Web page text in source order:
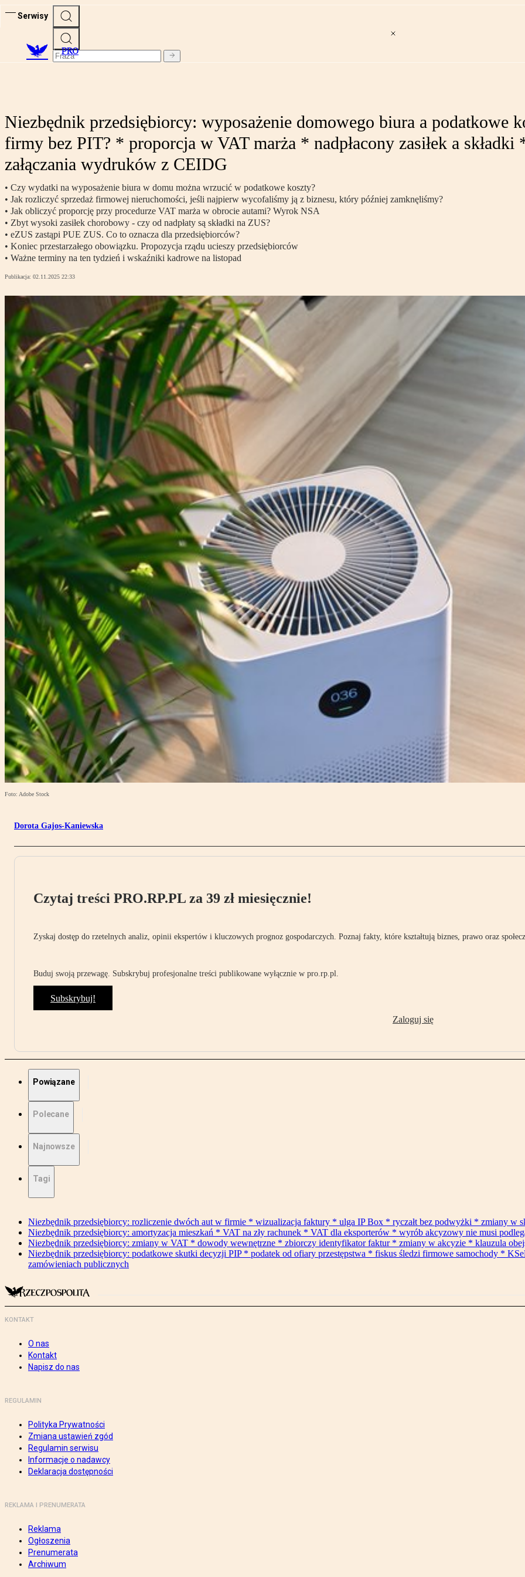
Serwisy
PRO
Niezbędnik przedsiębiorcy: wyposażenie domowego biura a podatkowe
firmy bez PIT? * proporcja w VAT marża * nadpłacony zasiłek a
załączania wydruków z CEIDG
• Czy wydatki na wyposażenie biura w domu można wrzucić w podatkowe koszty?
• Jak rozliczyć sprzedaż firmowej nieruchomości, jeśli najpierw wycofaliśmy ją z biznesu, który później zamknęliśmy?
• Jak obliczyć proporcję przy procedurze VAT marża w obrocie autami? Wyrok NSA
• Zbyt wysoki zasiłek chorobowy - czy od nadpłaty są składki na ZUS?
• eZUS zastąpi PUE ZUS. Co to oznacza dla przedsiębiorców?
• Koniec przestarzałego obowiązku. Propozycja rządu ucieszy przedsiębiorców
• Ważne terminy na ten tydzień i wskaźniki kadrowe na listopad
Publikacja: 02.11.2025 22:33
Foto: Adobe Stock
Dorota Gajos-Kaniewska
Czytaj treści PRO.RP.PL za 39 zł miesięcznie!
Zyskaj dostęp do rzetelnych analiz, opinii ekspertów i kluczowych prognoz gospodarczych. Poznaj fakty, które kształtują biznes, prawo oraz
Buduj swoją przewagę. Subskrybuj profesjonalne treści publikowane wyłącznie w pro.rp.pl.
Subskrybuj!
Zaloguj się
Powiązane
Polecane
Najnowsze
Tagi
Niezbędnik przedsiębiorcy: rozliczenie dwóch aut w firmie * wizualizacja faktury * ulga IP Box * ryczałt bez podwyżki * zmiany w
Niezbędnik przedsiębiorcy: amortyzacja mieszkań * VAT na zły rachunek * VAT dla eksporterów * wyrób akcyzowy nie musi
Niezbędnik przedsiębiorcy: zmiany w VAT * dowody wewnętrzne * zbiorczy identyfikator faktur * zmiany w akcyzie * klauzula
Niezbędnik przedsiębiorcy: podatkowe skutki decyzji PIP * podatek od ofiary przestępstwa * fiskus śledzi firmowe samochody *
zamówieniach publicznych
KONTAKT
O nas
Kontakt
Napisz do nas
REGULAMIN
Polityka Prywatności
Zmiana ustawień zgód
Regulamin serwisu
Informacje o nadawcy
Deklaracja dostępności
REKLAMA I PRENUMERATA
Reklama
Ogłoszenia
Prenumerata
Archiwum